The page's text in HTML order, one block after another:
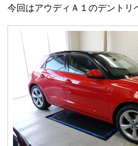
今回はアウディＡ１のデントリ